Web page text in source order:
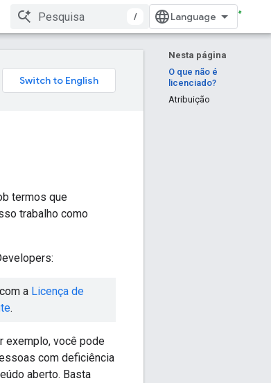
/
Nesta página
O que não é
licenciado?
Atribuição
termos que
trabalho como
a Licença de
.
exemplo, você pode
com deficiência
aberto. Basta